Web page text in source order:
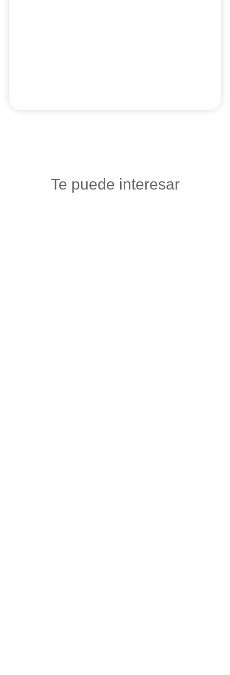
Te puede interesar